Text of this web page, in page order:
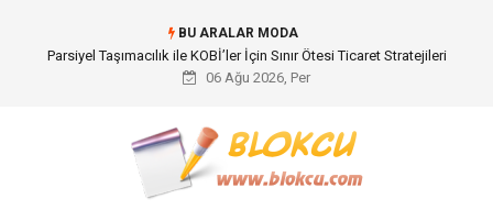
BU ARALAR MODA
Br544 ile Lastik ve Plastik Modifikasyonunda Yüksek Performans
06 Ağu 2026, Per